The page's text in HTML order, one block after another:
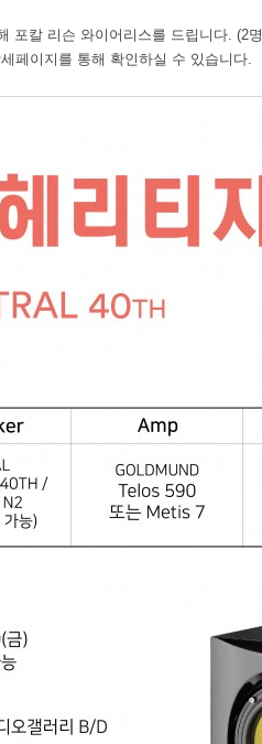
포칼 리슨 와이어리스를 드립니다. (2명
페이지를 통해 확인하실 수 있습니다.